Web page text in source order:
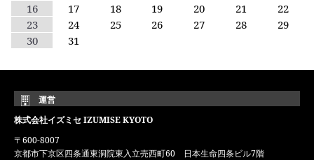
16
17 18 19 20 21
22
23
24 25 26 27 28
29
30
31
運営
株式会社イズミセ IZUMISE KYOTO
〒600-8007
京都市下京区四条通東洞院東入立売西町60 日本生命四条ビル7階